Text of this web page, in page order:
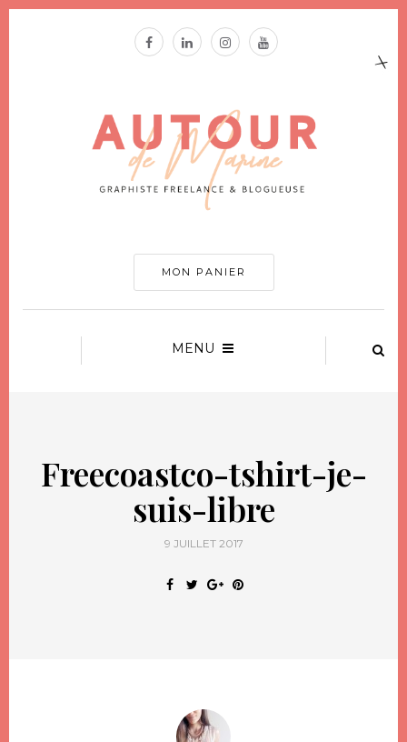
MON PANIER
MENU
Freecoastco-tshirt-je-
suis-libre
9 JUILLET 2017